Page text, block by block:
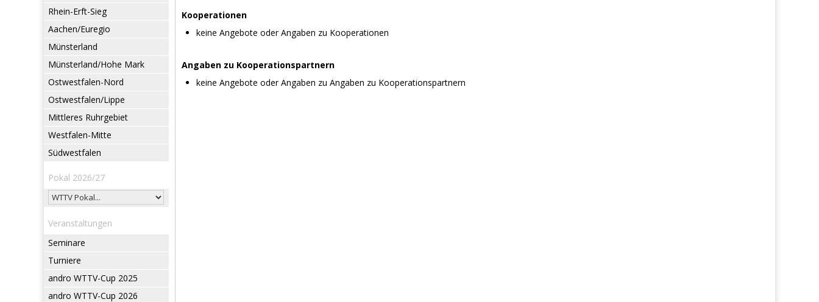
Rhein-Erft-Sieg
Aachen/Euregio
Münsterland
Münsterland/Hohe Mark
Ostwestfalen-Nord
Ostwestfalen/Lippe
Mittleres Ruhrgebiet
Westfalen-Mitte
Südwestfalen
Pokal 2026/27
Veranstaltungen
Seminare
Turniere
andro WTTV-Cup 2025
andro WTTV-Cup 2026
Kooperationen
keine Angebote oder Angaben zu Kooperationen
Angaben zu Kooperationspartnern
keine Angebote oder Angaben zu Angaben zu Kooperationspartnern